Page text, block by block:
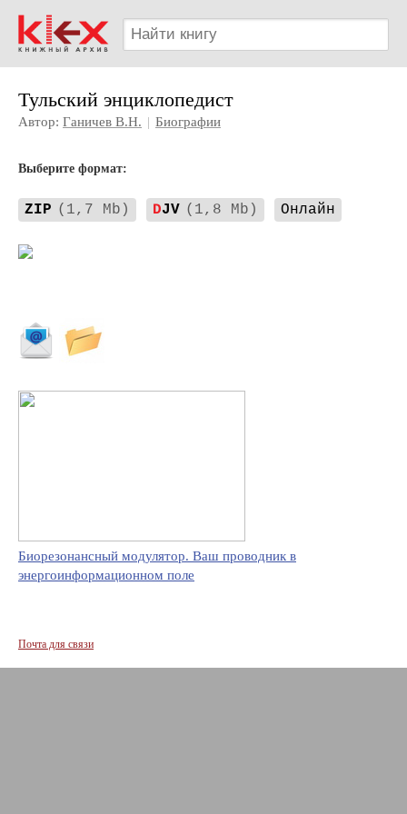
Тульский энциклопедист
Автор: Ганичев В.Н. | Биографии
Выберите формат:
ZIP (1,7 Mb) DJV (1,8 Mb) Онлайн
Биорезонансный модулятор. Ваш проводник в
энергоинформационном поле
Почта для связи